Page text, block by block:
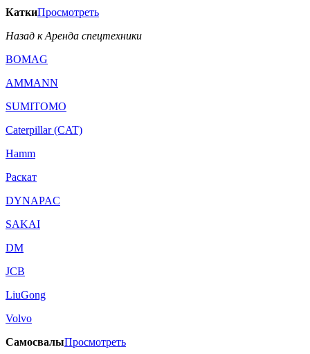
КаткиПросмотреть
Назад к Аренда спецтехники
BOMAG
AMMANN
SUMITOMO
Caterpillar (CAT)
Hamm
Раскат
DYNAPAC
SAKAI
DM
JCB
LiuGong
Volvo
СамосвалыПросмотреть